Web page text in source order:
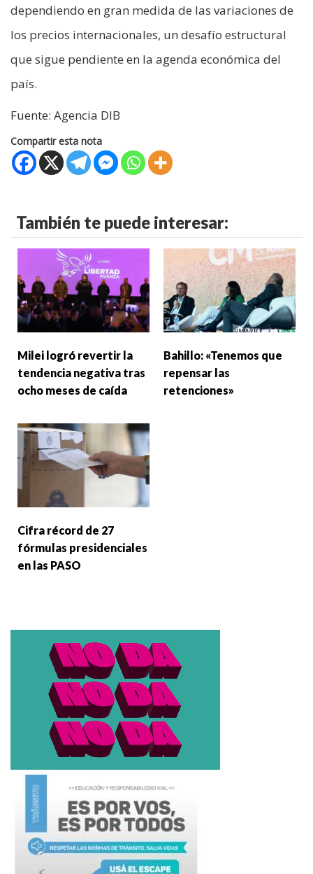
dependiendo en gran medida de las variaciones de
los precios internacionales, un desafío estructural
que sigue pendiente en la agenda económica del
país.
Fuente: Agencia DIB
Compartir esta nota
También te puede interesar:
Milei logró revertir la
tendencia negativa tras
ocho meses de caída
Bahillo: «Tenemos que
repensar las
retenciones»
Cifra récord de 27
fórmulas presidenciales
en las PASO